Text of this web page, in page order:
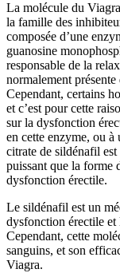
La molécule du
la famille des
composée d’une
guanosine
responsable de la
normalement présente
Cependant, certains
et c’est pour cette
sur la dysfonction
en cette enzyme, ou
citrate de sildénafil
puissant que la forme
dysfonction érectile.
Le sildénafil est un
dysfonction érectile et
Cependant, cette
sanguins, et son
Viagra.